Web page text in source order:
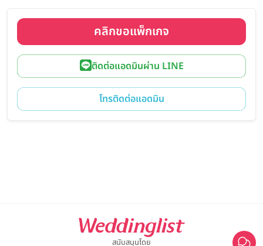
คลิกขอแพ็กเกจ
ติดต่อแอดมินผ่าน LINE
โทรติดต่อแอดมิน
สนับสนุนโดย